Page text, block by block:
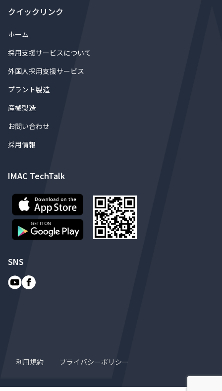
クイックリンク
ホーム
採用支援サービスについて
外国人採用支援サービス
プラント製造
産械製造
お問い合わせ
採用情報
IMAC TechTalk
SNS
利用規約 プライバシーポリシー